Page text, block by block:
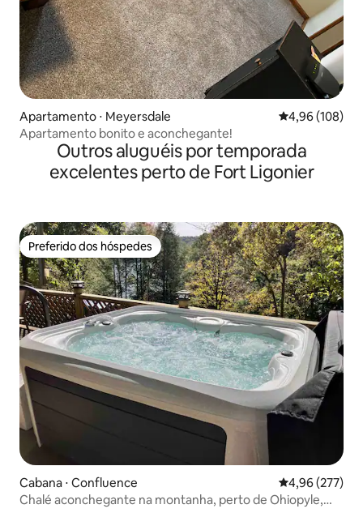
Apartamento ⋅ Meyersdale 4,96 de uma
4,96 (108)
Apartamento bonito e aconchegante!
Outros aluguéis por temporada
excelentes perto de Fort Ligonier
Preferido dos hóspedes
Preferido dos hóspedes
Cabana ⋅ Confluence 4,96 de uma
4,96 (277)
Chalé aconchegante na montanha, perto de Ohiopyle,